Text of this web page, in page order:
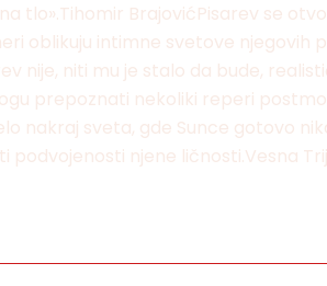
tlo».Tihomir BrajovićPisarev se
oblikuju intimne svetove
nije, niti mu je stalo da bude,
prepoznati nekoliki reperi
nakraj sveta, gde Sunce gotovo
podvojenosti njene ličnosti.Vesna